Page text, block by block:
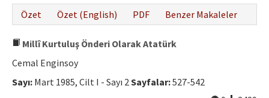
Özet
Özet (English) PDF Benzer Makaleler
Millî Kurtuluş Önderi Olarak Atatürk
Cemal Enginsoy
Sayı: Mart 1985, Cilt I - Sayı 2Sayfalar:527-542